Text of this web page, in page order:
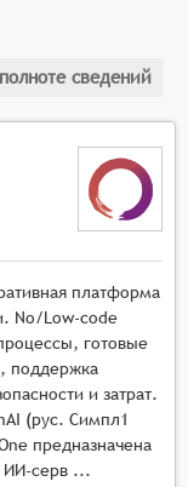
языков
необходимости
и
кода,
переменных,
и
сведений
платформа
No/Low-code
готовые
поддержка
и затрат.
(рус. Симпл1
предназначена
ИИ-серв ...